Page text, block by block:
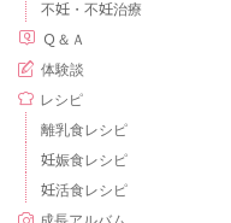
不妊・不妊治療
Ｑ＆Ａ
体験談
レシピ
離乳食レシピ
妊娠食レシピ
妊活食レシピ